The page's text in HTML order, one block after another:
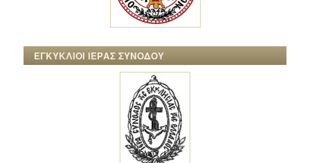
ΕΓΚΥΚΛΙΟΙ ΙΕΡΑΣ ΣΥΝΟΔΟΥ